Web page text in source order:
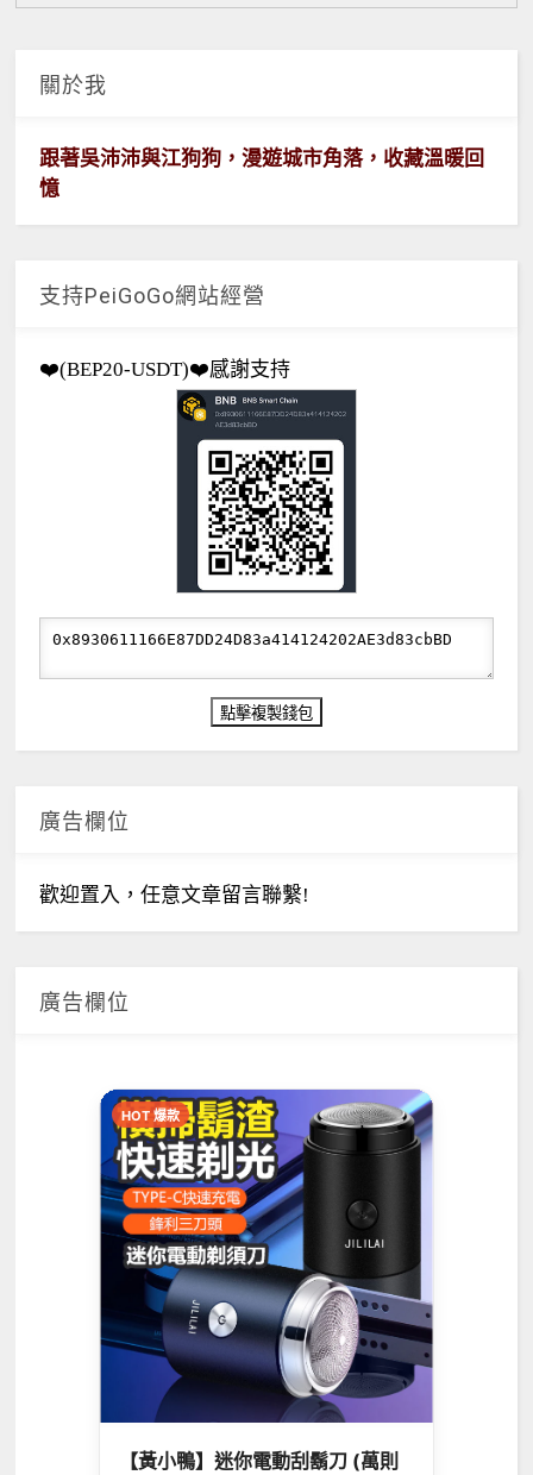
關於我
跟著吳沛沛與江狗狗，漫遊城市角落，收藏溫暖回
憶
支持PeiGoGo網站經營
❤️(BEP20-USDT)❤️感謝支持
廣告欄位
歡迎置入，任意文章留言聯繫!
廣告欄位
HOT 爆款
【黃小鴨】迷你電動刮鬍刀 (萬則